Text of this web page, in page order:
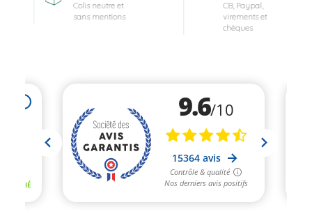
Colis neutre et
sans mentions
CB, Paypal,
virements et
chèques